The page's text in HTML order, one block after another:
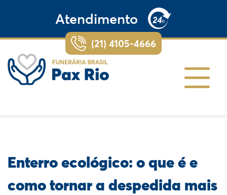
Atendimento
(21) 4105-4666
Enterro ecológico: o que é e
como tornar a despedida mais